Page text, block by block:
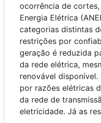
ocorrência de
Energia Elétrica
categorias distintas
restrições por
geração é reduzida
da rede elétrica,
renovável
por razões elétricas
da rede de
eletricidade. Já as